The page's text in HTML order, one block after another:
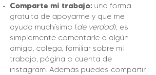
Comparte mi trabajo: una forma
gratuita de apoyarme y que me
ayuda muchísimo (de verdad), es
simplemente comentarle a algún
amigo, colega, familiar sobre mi
trabajo, página o cuenta de
instagram. Además puedes compartir